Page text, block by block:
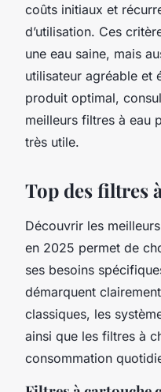
coûts initiaux et
d’utilisation. Ces
une eau saine, mais
utilisateur agréable et
produit optimal,
meilleurs filtres à eau
très utile.
Top des filtres
Découvrir les
en 2025 permet de
ses besoins
démarquent
classiques, les
ainsi que les filtres à
consommation